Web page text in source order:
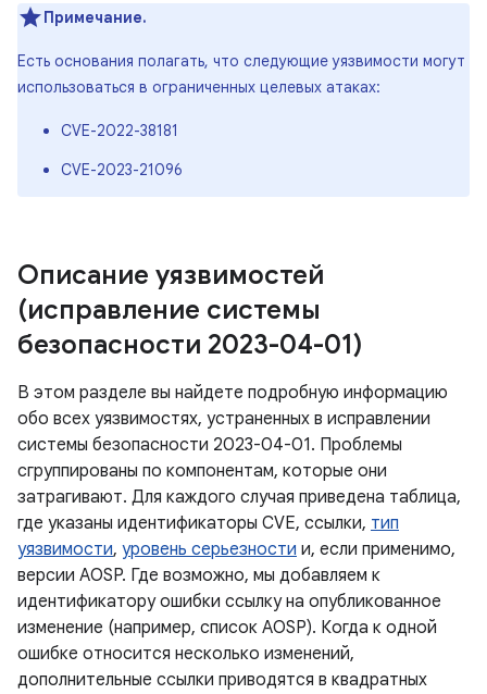
Примечание.
Есть основания полагать, что следующие уязвимости могут
использоваться в ограниченных целевых атаках:
CVE-2022-38181
CVE-2023-21096
Описание уязвимостей
(исправление системы
безопасности 2023-04-01)
В этом разделе вы найдете подробную информацию
обо всех уязвимостях, устраненных в исправлении
системы безопасности 2023-04-01. Проблемы
сгруппированы по компонентам, которые они
затрагивают. Для каждого случая приведена таблица,
где указаны идентификаторы CVE, ссылки, тип
уязвимости, уровень серьезности и, если применимо,
версии AOSP. Где возможно, мы добавляем к
идентификатору ошибки ссылку на опубликованное
изменение (например, список AOSP). Когда к одной
ошибке относится несколько изменений,
дополнительные ссылки приводятся в квадратных